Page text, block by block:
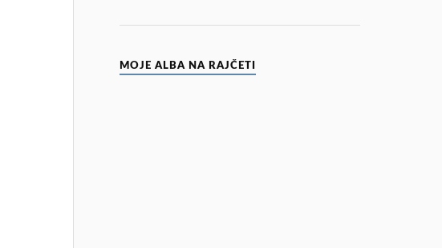
MOJE ALBA NA RAJČETI